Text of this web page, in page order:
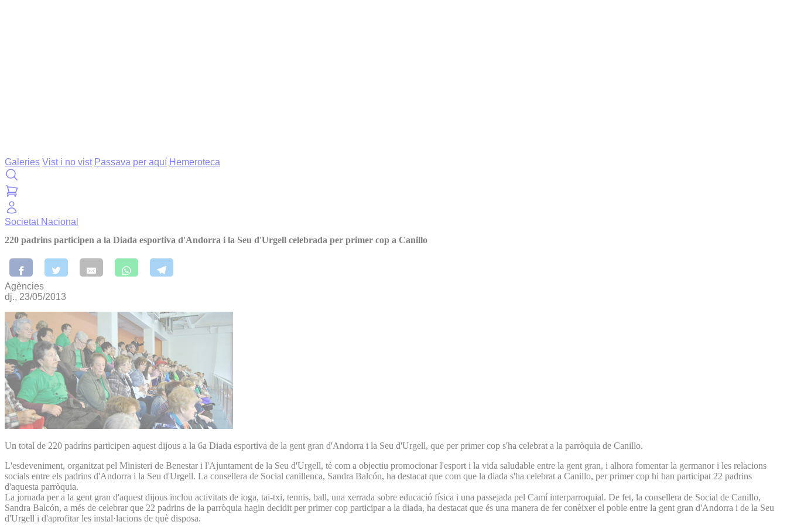
Galeries Vist i no vist Passava per aquí Hemeroteca
Societat Nacional
220 padrins participen a la Diada esportiva d'Andorra i la Seu d'Urgell celebrada per primer cop a Canillo
Agències
dj., 23/05/2013
Un total de 220 padrins participen aquest dijous a la 6a Diada esportiva de la gent gran d'Andorra i la Seu d'Urgell, que per primer cop s'ha celebrat a la parròquia de Canillo.
L'esdeveniment, organitzat pel Ministeri de Benestar i l'Ajuntament de la Seu d'Urgell, té com a objectiu promocionar l'esport i la vida saludable entre la gent gran, i alhora fomentar la germanor i les relacions
socials entre els padrins d'Andorra i la Seu d'Urgell. La consellera de Social canillenca, Sandra Balcón, ha destacat que com que la diada s'ha celebrat a Canillo, per primer cop hi han participat 22 padrins
d'aquesta parròquia.
La jornada per a la gent gran d'aquest dijous inclou activitats de ioga, tai-txi, tennis, ball, una xerrada sobre educació física i una passejada pel Camí interparroquial. De fet, la consellera de Social de Canillo,
Sandra Balcón, a més de celebrar que 22 padrins de la parròquia hagin decidit per primer cop participar a la diada, ha destacat que és una manera de fer conèixer el poble entre la gent gran d'Andorra i de la Seu
d'Urgell i d'aprofitar les instal·lacions de què disposa.